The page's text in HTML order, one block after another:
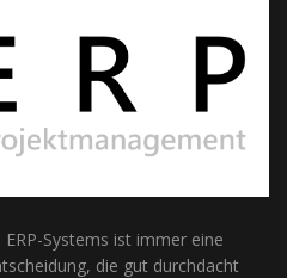
Systems ist immer eine
die gut durchdacht